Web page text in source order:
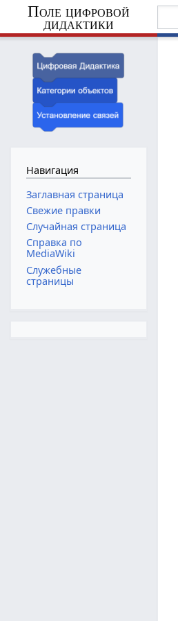
Поле цифровой
дидактики
Навигация
Заглавная страница
Свежие правки
Случайная страница
Справка по
MediaWiki
Служебные
страницы